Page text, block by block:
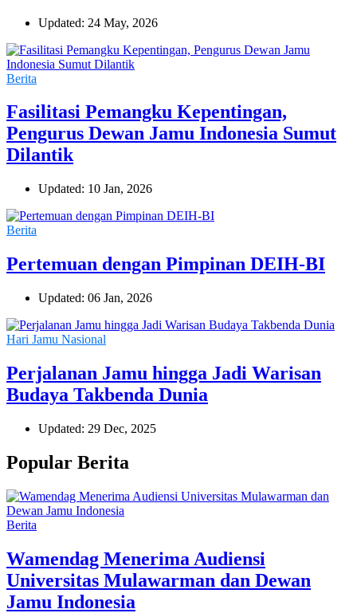
Updated: 24 May, 2026
Berita
Fasilitasi Pemangku Kepentingan,
Pengurus Dewan Jamu Indonesia Sumut
Dilantik
Updated: 10 Jan, 2026
Berita
Pertemuan dengan Pimpinan DEIH-BI
Updated: 06 Jan, 2026
Hari Jamu Nasional
Perjalanan Jamu hingga Jadi Warisan
Budaya Takbenda Dunia
Updated: 29 Dec, 2025
Popular Berita
Berita
Wamendag Menerima Audiensi
Universitas Mulawarman dan Dewan
Jamu Indonesia